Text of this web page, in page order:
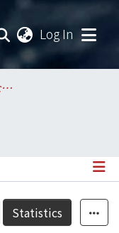
Log In
College of Social Sciences / 社會科學院
Statistics